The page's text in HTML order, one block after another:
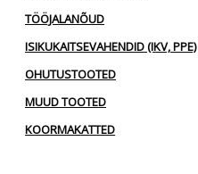
TÖÖJALANÕUD
ISIKUKAITSEVAHENDID (IKV, PPE)
OHUTUSTOOTED
MUUD TOOTED
KOORMAKATTED